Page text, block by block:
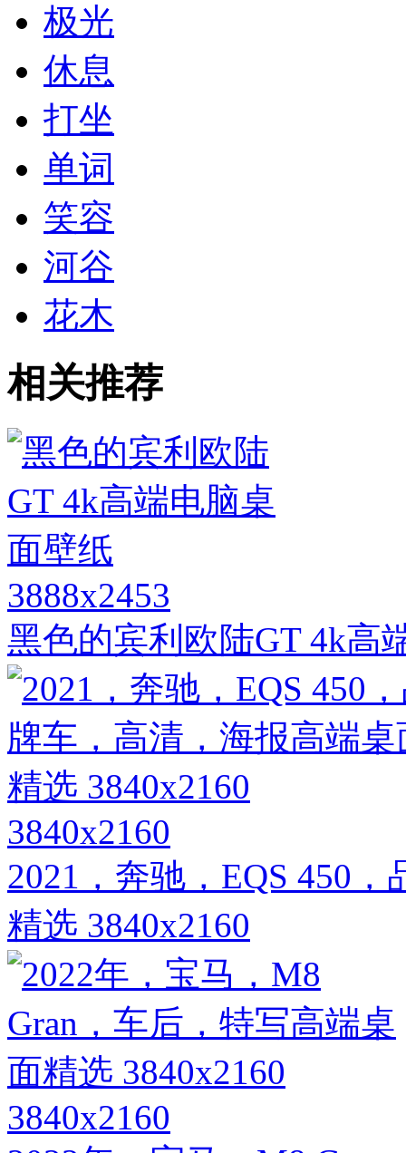
极光
休息
打坐
单词
笑容
河谷
花木
相关推荐
3888x2453
黑色的宾利欧陆GT 4k高
3840x2160
2021，奔驰，EQS 450
精选 3840x2160
3840x2160